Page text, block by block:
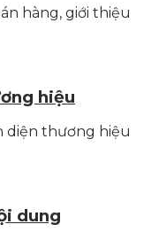
hàng, giới thiệu
hiệu
diện thương hiệu
dung